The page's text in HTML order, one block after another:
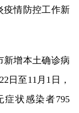
疫情防控工作新
新增本土确诊病
日至11月1日，
症状感染者795